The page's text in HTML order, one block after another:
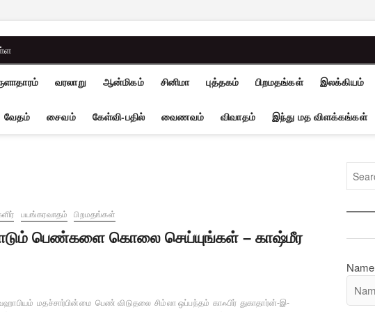
வரலாறு ஆன்மிகம் சினிமா புத்தகம் பிறமதங்கள் இலக்கியம்
வேதம் சைவம் கேள்வி-பதில் வைணவம் விவாதம் இந்து மத விளக்கங்கள்
பயங்கரவாதம் பிறமதங்கள்
பெண்களை கொலை செய்யுங்கள் – காஷ்மீர
மதச்சார்பின்மை பெண் விடுதலை சிம்லா ஒப்பந்தம் காஃபிர் துகாதார்ன்-இ-
Name